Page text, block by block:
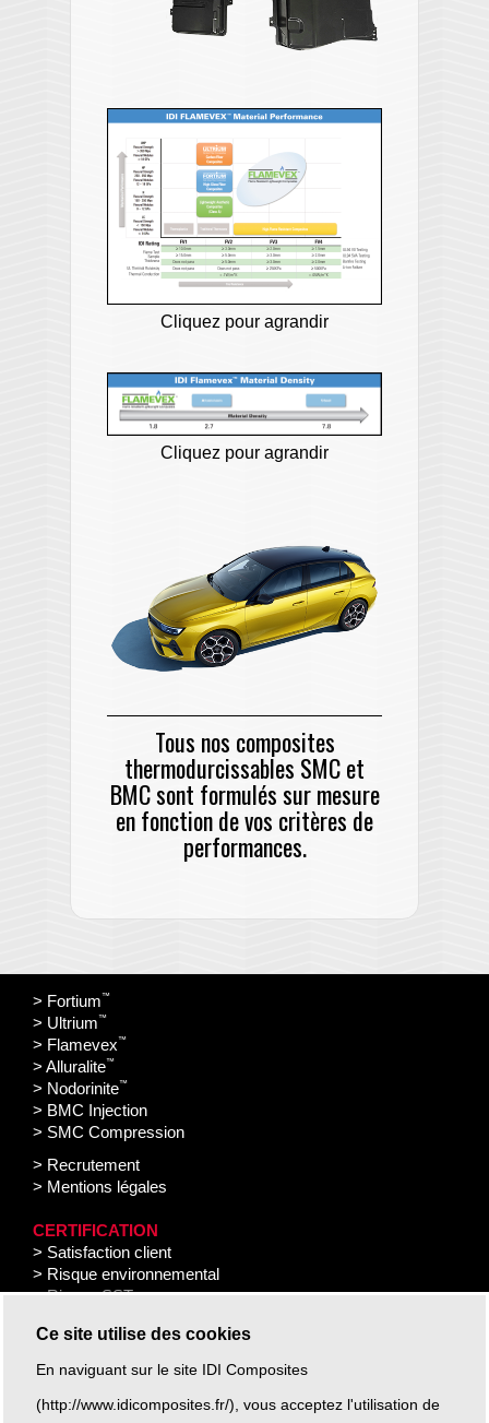
Ce site utilise des cookies
En naviguant sur le site IDI Composites
(http://www.idicomposites.fr/), vous acceptez l'utilisation de
Cliquez pour agrandir
Cliquez pour agrandir
Tous nos composites
thermodurcissables SMC et
BMC sont formulés sur mesure
en fonction de vos critères de
performances.
> Fortium™
> Ultrium™
> Flamevex™
> Alluralite™
> Nodorinite™
> BMC Injection
> SMC Compression
> Recrutement
> Mentions légales
CERTIFICATION
> Satisfaction client
> Risque environnemental
> Risque SST